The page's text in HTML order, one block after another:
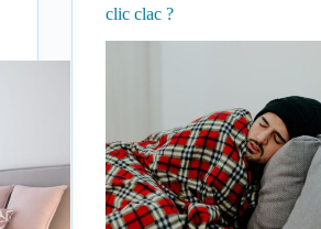
clic clac ?